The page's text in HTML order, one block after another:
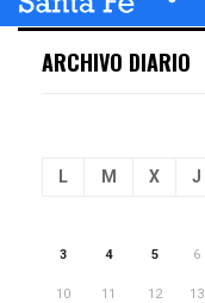
ARCHIVO DIARIO
L M X J
3 4 5 6
10 11 12 13